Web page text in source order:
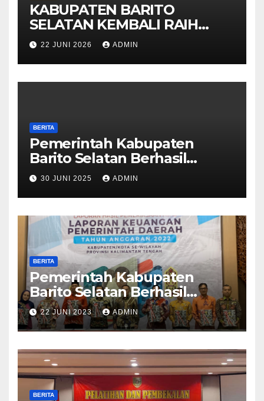
KABUPATEN BARITO
SELATAN KEMBALI RAIH
OPINI WTP DARI BPK 2025
22 JUNI 2026 ADMIN
BERITA
Pemerintah Kabupaten
Barito Selatan Berhasil
Meraih Kembali Opini Wajar
Tanpa Pengecualian (WTP)
Dari BPK RI Untuk Tahun
Anggaran 2024
30 JUNI 2025 ADMIN
BERITA
Pemerintah Kabupaten
Barito Selatan Berhasil
Meraih Kembali Opini Wajar
Tanpa Pengecualian (WTP)
Dari BPK RI Untuk Tahun
Anggaran 2022
22 JUNI 2023 ADMIN
BERITA